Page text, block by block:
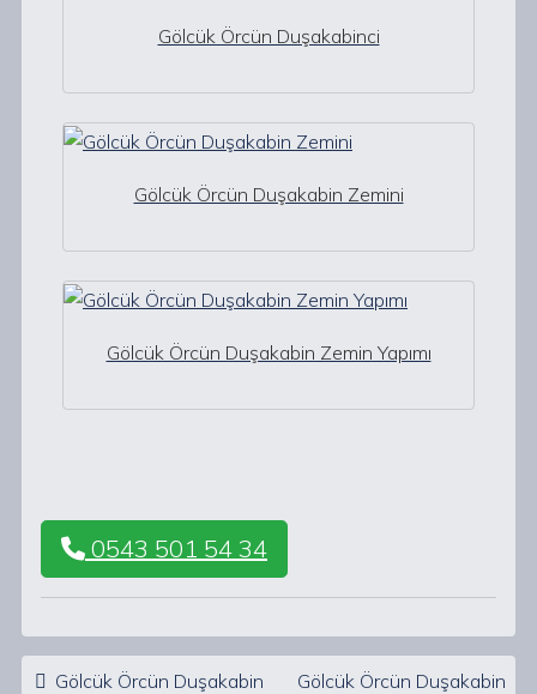
Gölcük Örcün Duşakabinci
Gölcük Örcün Duşakabin Zemini
Gölcük Örcün Duşakabin Zemin Yapımı
0543 501 54 34
Post navigation
Gölcük Örcün Duşakabin
Gölcük Örcün Duşakabin